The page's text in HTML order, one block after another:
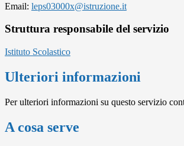
Email: leps03000x@istruzione.it
Struttura responsabile del servizio
Istituto Scolastico
Ulteriori informazioni
Per ulteriori informazioni su questo servizio
A cosa serve